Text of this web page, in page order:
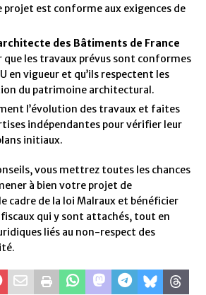
est conforme aux exigences de
des Bâtiments de France
que les travaux prévus sont conformes
en vigueur et qu’ils respectent les
du patrimoine architectural.
l’évolution des travaux et faites
indépendantes pour vérifier leur
initiaux.
vous mettrez toutes les chances
à bien votre projet de
cadre de la loi Malraux et bénéficier
qui y sont attachés, tout en
liés au non-respect des